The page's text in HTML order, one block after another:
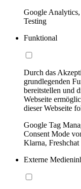
Google
Testing
Funktional
Durch das
grundlegenden
bereitstellen und
Webseite
dieser Webseite
Google Tag
Consent Mode
Klarna, Freshchat
Externe